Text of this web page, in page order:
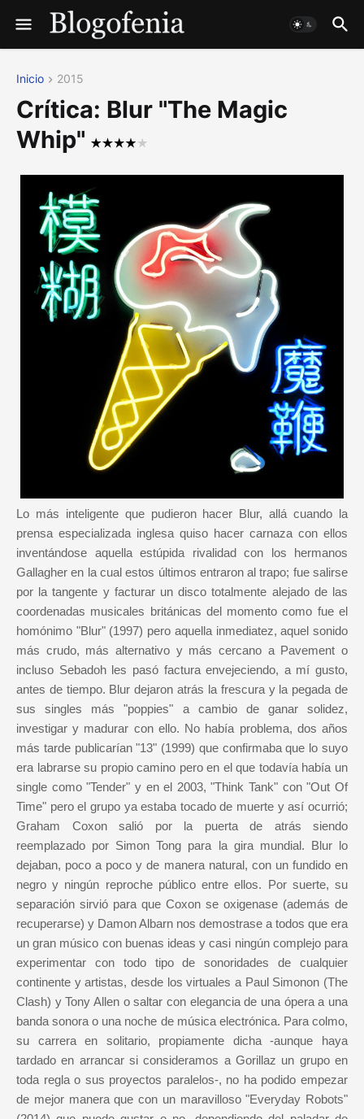
Inicio 2015
Crítica: Blur "The Magic
Whip"
Lo más inteligente que pudieron hacer Blur, allá cuando la
prensa especializada inglesa quiso hacer carnaza con ellos
inventándose aquella estúpida rivalidad con los hermanos
Gallagher en la cual estos últimos entraron al trapo; fue salirse
por la tangente y facturar un disco totalmente alejado de las
coordenadas musicales británicas del momento como fue el
homónimo "Blur" (1997) pero aquella inmediatez, aquel sonido
más crudo, más alternativo y más cercano a Pavement o
incluso Sebadoh les pasó factura envejeciendo, a mí gusto,
antes de tiempo. Blur dejaron atrás la frescura y la pegada de
sus singles más "poppies" a cambio de ganar solidez,
investigar y madurar con ello. No había problema, dos años
más tarde publicarían "13" (1999) que confirmaba que lo suyo
era labrarse su propio camino pero en el que todavía había un
single como "Tender" y en el 2003, "Think Tank" con "Out Of
Time" pero el grupo ya estaba tocado de muerte y así ocurrió;
Graham Coxon salió por la puerta de atrás siendo
reemplazado por Simon Tong para la gira mundial. Blur lo
dejaban, poco a poco y de manera natural, con un fundido en
negro y ningún reproche público entre ellos. Por suerte, su
separación sirvió para que Coxon se oxigenase (además de
recuperarse) y Damon Albarn nos demostrase a todos que era
un gran músico con buenas ideas y casi ningún complejo para
experimentar con todo tipo de sonoridades de cualquier
continente y artistas, desde los virtuales a Paul Simonon (The
Clash) y Tony Allen o saltar con elegancia de una ópera a una
banda sonora o una noche de música electrónica. Para colmo,
su carrera en solitario, propiamente dicha -aunque haya
tardado en arrancar si consideramos a Gorillaz un grupo en
toda regla o sus proyectos paralelos-, no ha podido empezar
de mejor manera que con un maravilloso "Everyday Robots"